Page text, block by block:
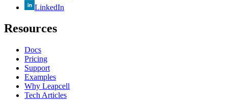
LinkedIn
Resources
Docs
Pricing
Support
Examples
Why Leapcell
Tech Articles